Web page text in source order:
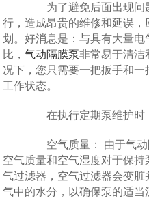
为了避免后面出现问
行，造成昂贵的维修和延误
划。好消息是：与具有大量
比，气动隔膜泵非常易于清洁
况下，您只需要一把扳手和
工作状态。
在执行定期泵维护时
空气质量： 由于气动
空气质量和空气湿度对于保
气过滤器，空气过滤器会变
气中的水分，以确保泵的适当